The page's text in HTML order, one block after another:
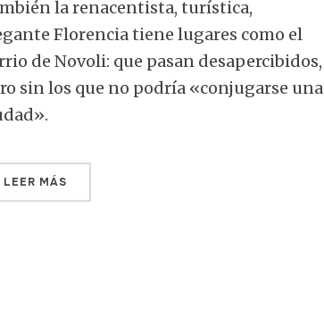
la renacentista, turística,
Florencia tiene lugares como el
de Novoli: que pasan desapercibidos,
sin los que no podría «conjugarse una
LEER MÁS